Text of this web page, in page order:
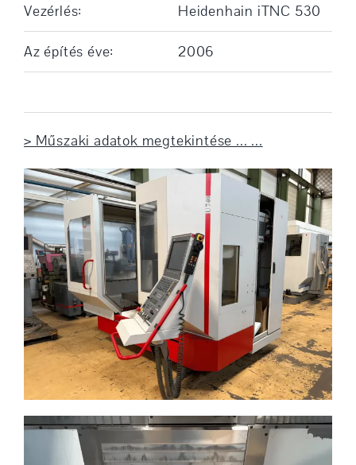
Vezérlés: Heidenhain iTNC 530
Az építés éve: 2006
> Műszaki adatok megtekintése ... ...